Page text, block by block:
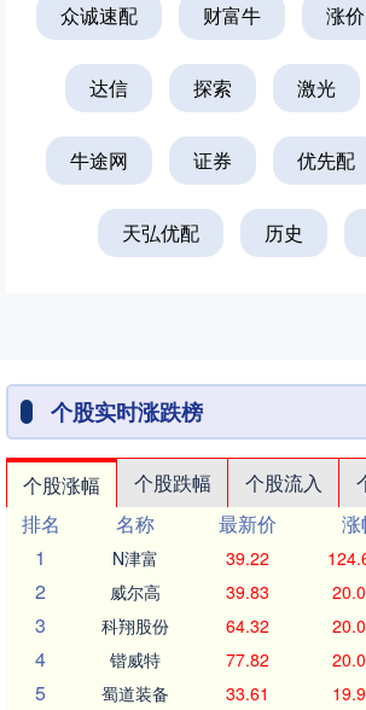
众诚速配 财富牛 涨价
达信 探索 激光
牛途网 证券 优先配
天弘优配 历史
个股实时涨跌榜
个股涨幅 个股跌幅 个股流入
排名
名称 最新价 涨
1
N津富 39.22
2 威尔高 39.83
3 科翔股份 64.32
4 锴威特 77.82
5 蜀道装备 33.61